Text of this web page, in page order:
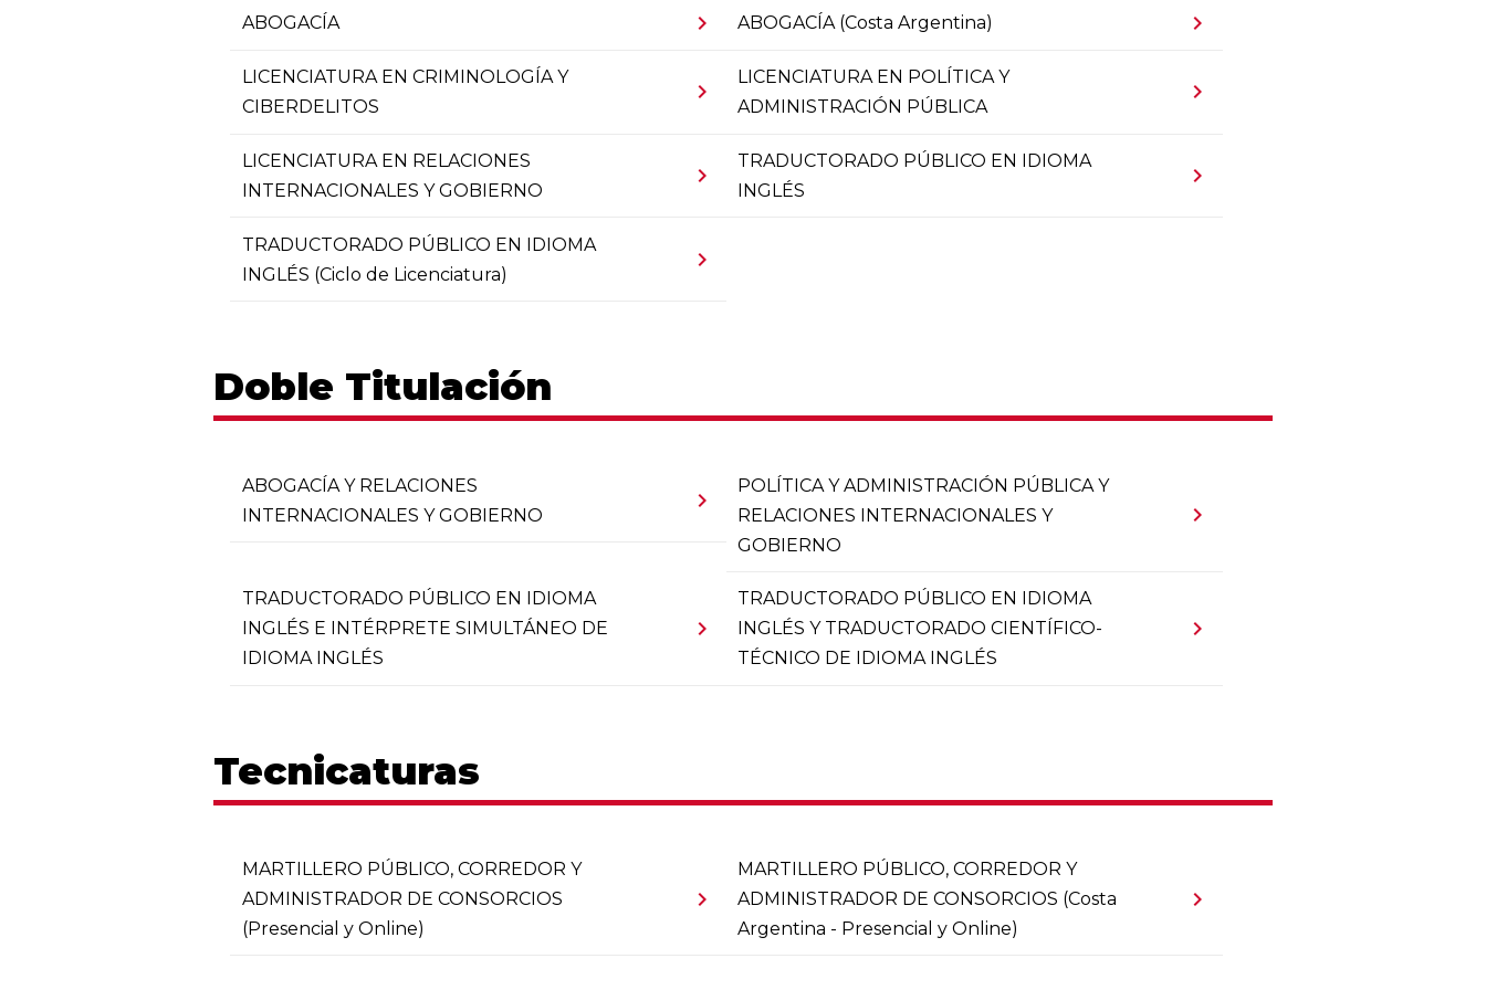
ABOGACÍA chevron_right ABOGACÍA (Costa Argentina) chevron_right
LICENCIATURA EN CRIMINOLOGÍA Y
CIBERDELITOS
chevron_right
LICENCIATURA EN POLÍTICA Y
ADMINISTRACIÓN PÚBLICA
chevron_right
LICENCIATURA EN RELACIONES
INTERNACIONALES Y GOBIERNO
chevron_right
TRADUCTORADO PÚBLICO EN IDIOMA
INGLÉS
chevron_right
TRADUCTORADO PÚBLICO EN IDIOMA
INGLÉS (Ciclo de Licenciatura)
chevron_right
Doble Titulación
ABOGACÍA Y RELACIONES
INTERNACIONALES Y GOBIERNO
chevron_right
POLÍTICA Y ADMINISTRACIÓN PÚBLICA Y
RELACIONES INTERNACIONALES Y
GOBIERNO
chevron_right
TRADUCTORADO PÚBLICO EN IDIOMA
INGLÉS E INTÉRPRETE SIMULTÁNEO DE
IDIOMA INGLÉS
chevron_right
TRADUCTORADO PÚBLICO EN IDIOMA
INGLÉS Y TRADUCTORADO CIENTÍFICO-
TÉCNICO DE IDIOMA INGLÉS
chevron_right
Tecnicaturas
MARTILLERO PÚBLICO, CORREDOR Y
ADMINISTRADOR DE CONSORCIOS
(Presencial y Online)
chevron_right
MARTILLERO PÚBLICO, CORREDOR Y
ADMINISTRADOR DE CONSORCIOS (Costa
Argentina - Presencial y Online)
chevron_right